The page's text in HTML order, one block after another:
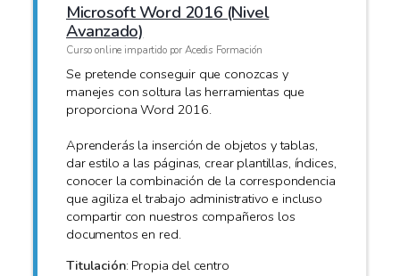
Microsoft Word 2016 (Nivel
Avanzado)
Curso online impartido por Acedis Formación
Se pretende conseguir que conozcas y
manejes con soltura las herramientas que
proporciona Word 2016.
Aprenderás la inserción de objetos y tablas,
dar estilo a las páginas, crear plantillas, índices,
conocer la combinación de la correspondencia
que agiliza el trabajo administrativo e incluso
compartir con nuestros compañeros los
documentos en red.
Titulación: Propia del centro